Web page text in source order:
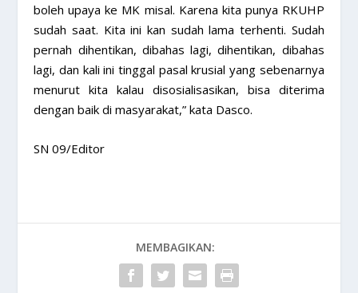
boleh upaya ke MK misal. Karena kita punya RKUHP
sudah saat. Kita ini kan sudah lama terhenti. Sudah
pernah dihentikan, dibahas lagi, dihentikan, dibahas
lagi, dan kali ini tinggal pasal krusial yang sebenarnya
menurut kita kalau disosialisasikan, bisa diterima
dengan baik di masyarakat,” kata Dasco.
SN 09/Editor
MEMBAGIKAN: